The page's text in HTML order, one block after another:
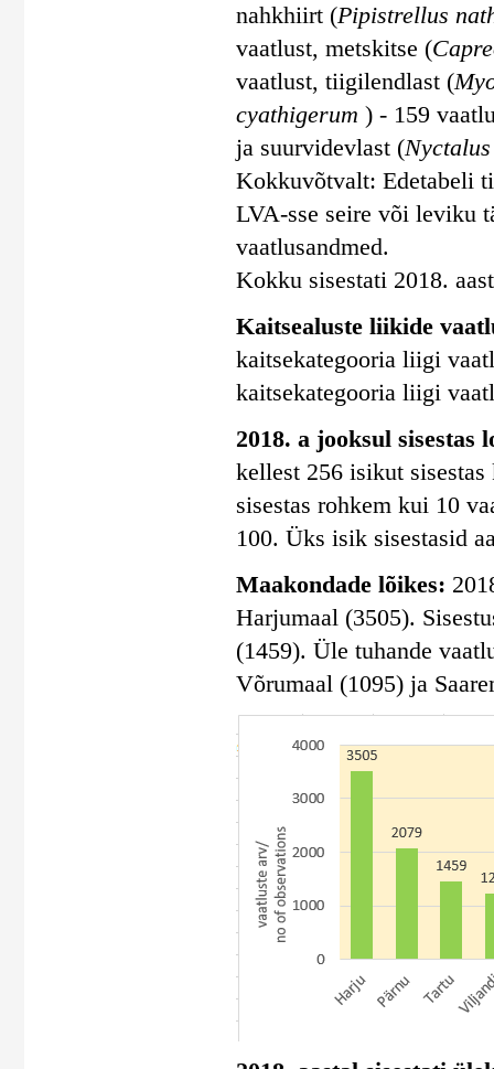
nahkhiirt (Pipistrellus
vaatlust, metskitse (
vaatlust, tiigilendlast (
cyathigerum ) - 159
ja suurvidevlast (
Kokkuvõtvalt: Edetabeli
LVA-sse seire või leviku
vaatlusandmed.
Kokku sisestati 2018.
Kaitsealuste liikide
kaitsekategooria liigi
kaitsekategooria liigi
2018. a jooksul sisestas
kellest 256 isikut
sisestas rohkem kui 10
100. Üks isik sisestasid
Maakondade lõikes:
Harjumaal (3505).
(1459). Üle tuhande
Võrumaal (1095) ja